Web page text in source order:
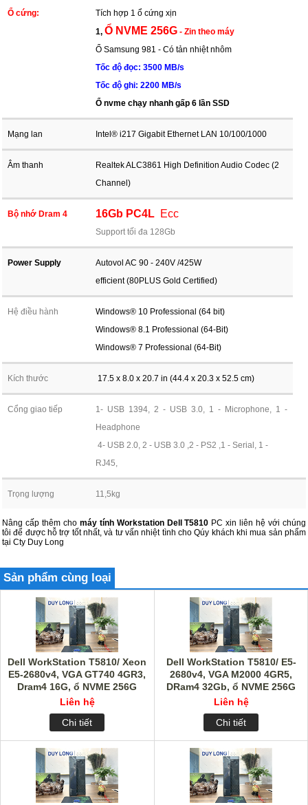
Ổ cứng:
Tích hợp 1 ổ cứng xịn
1, Ổ NVME 256G - Zin theo máy
Ổ Samsung 981 - Có tản nhiệt nhôm
Tốc độ đọc: 3500 MB/s
Tốc độ ghi: 2200 MB/s
Ổ nvme chạy nhanh gấp 6 lần SSD
Mạng lan Intel® i217 Gigabit Ethernet LAN 10/100/1000
Âm thanh
Realtek ALC3861 High Definition Audio Codec (2
Channel)
Bộ nhớ Dram 4 16Gb PC4L Ecc
Support tối đa 128Gb
Power Supply Autovol AC 90 - 240V /425W
efficient (80PLUS Gold Certified)
Hệ điều hành
Windows® 10 Professional (64 bit)
Windows® 8.1 Professional (64-Bit)
Windows® 7 Professional (64-Bit)
Kích thước 17.5 x 8.0 x 20.7 in (44.4 x 20.3 x 52.5 cm)
Cổng giao tiếp
1- USB 1394, 2 - USB 3.0, 1 - Microphone, 1 -
Headphone
4- USB 2.0, 2 - USB 3.0 ,2 - PS2 ,1 - Serial, 1 -
RJ45,
Trọng lượng 11,5kg
Nâng cấp thêm cho máy tính Workstation Dell T5810 PC xin liên hệ với chúng
tôi để được hỗ trợ tốt nhất, và tư vấn nhiệt tình cho Qúy khách khi mua sản phẩm
tại Cty Duy Long
Sản phẩm cùng loại
Dell WorkStation T5810/ Xeon
E5-2680v4, VGA GT740 4GR3,
Dram4 16G, ổ NVME 256G
Liên hệ
Chi tiết
Dell WorkStation T5810/ E5-
2680v4, VGA M2000 4GR5,
DRam4 32Gb, ổ NVME 256G
Liên hệ
Chi tiết